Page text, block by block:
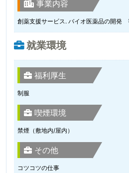
事業内容
創薬支援サービス. バイオ医薬品の開発
就業環境
福利厚生
制服
喫煙環境
禁煙（敷地内/屋内）
その他
コツコツの仕事